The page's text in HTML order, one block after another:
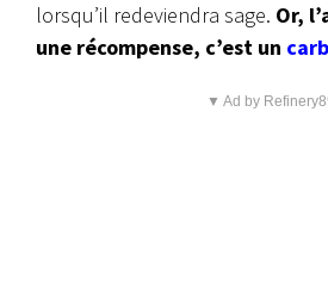
lorsqu’il redeviendra sage. Or,
une récompense, c’est un
▼ Ad by